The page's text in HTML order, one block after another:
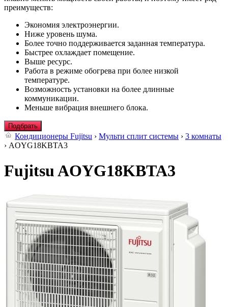
преимуществ:
Экономия электроэнергии.
Ниже уровень шума.
Более точно поддерживается заданная температура.
Быстрее охлаждает помещение.
Выше ресурс.
Работа в режиме обогрева при более низкой
температуре.
Возможность установки на более длинные
коммуникации.
Меньше вибрация внешнего блока.
Подбрать
Кондиционеры Fujitsu › Мульти сплит системы › 3 комнаты
› AOYG18KBTA3
Fujitsu AOYG18KBTA3